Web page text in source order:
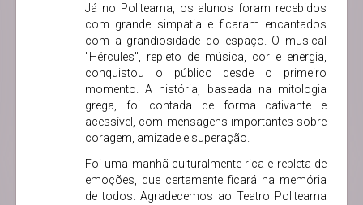
Já no Politeama, os alunos foram recebidos
com grande simpatia e ficaram encantados
com a grandiosidade do espaço. O musical
"Hércules", repleto de música, cor e energia,
conquistou o público desde o primeiro
momento. A história, baseada na mitologia
grega, foi contada de forma cativante e
acessível, com mensagens importantes sobre
coragem, amizade e superação.
Foi uma manhã culturalmente rica e repleta de
emoções, que certamente ficará na memória
de todos. Agradecemos ao Teatro Politeama